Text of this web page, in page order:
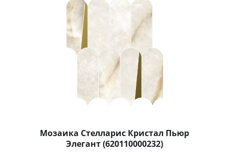
Мозаика Стелларис Кристал Пьюр
Элегант (620110000232)